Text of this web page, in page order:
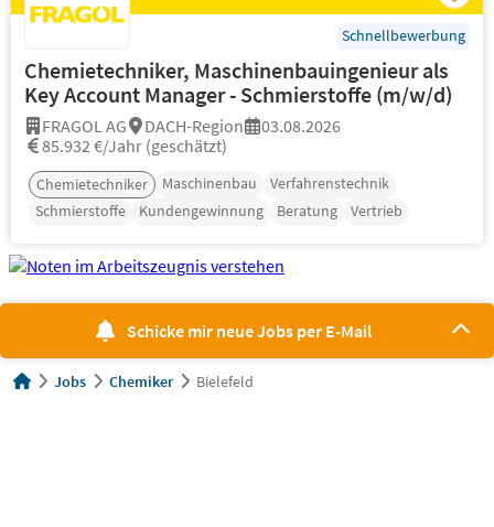
Schnellbewerbung
Chemietechniker, Maschinenbauingenieur als
Key Account Manager - Schmierstoffe (m/w/d)
FRAGOL AG DACH-Region
03.08.2026
85.932 €/Jahr (geschätzt)
Chemietechniker Maschinenbau
Verfahrenstechnik
Schmierstoffe
Kundengewinnung Beratung Vertrieb
Schicke mir neue Jobs per E-Mail
Jobs Chemiker Bielefeld